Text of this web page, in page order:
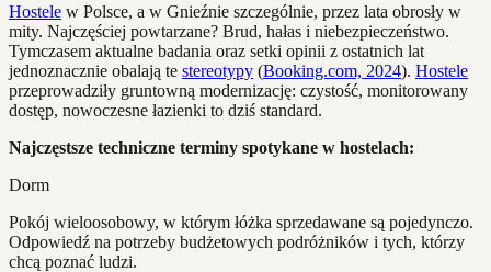
Hostele w Polsce, a w Gnieźnie szczególnie, przez lata obrosły w
mity. Najczęściej powtarzane? Brud, hałas i niebezpieczeństwo.
Tymczasem aktualne badania oraz setki opinii z ostatnich lat
jednoznacznie obalają te stereotypy (Booking.com, 2024). Hostele
przeprowadziły gruntowną modernizację: czystość, monitorowany
dostęp, nowoczesne łazienki to dziś standard.
Najczęstsze techniczne terminy spotykane w hostelach:
Dorm
Pokój wieloosobowy, w którym łóżka sprzedawane są pojedynczo.
Odpowiedź na potrzeby budżetowych podróżników i tych, którzy
chcą poznać ludzi.